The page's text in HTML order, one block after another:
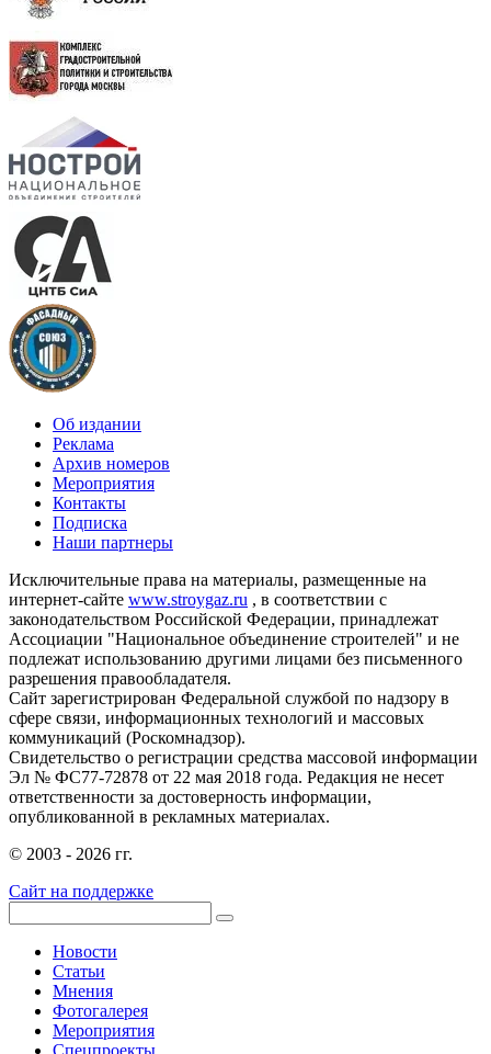
Об издании
Реклама
Архив номеров
Мероприятия
Контакты
Подписка
Наши партнеры
Исключительные права на материалы, размещенные на
интернет-сайте www.stroygaz.ru , в соответствии с
законодательством Российской Федерации, принадлежат
Ассоциации "Национальное объединение строителей" и не
подлежат использованию другими лицами без письменного
разрешения правообладателя.
Сайт зарегистрирован Федеральной службой по надзору в
сфере связи, информационных технологий и массовых
коммуникаций (Роскомнадзор).
Свидетельство о регистрации средства массовой информации
Эл № ФС77-72878 от 22 мая 2018 года. Редакция не несет
ответственности за достоверность информации,
опубликованной в рекламных материалах.
© 2003 - 2026 гг.
Сайт на поддержке
Новости
Статьи
Мнения
Фотогалерея
Мероприятия